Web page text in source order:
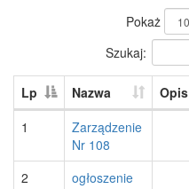
Pokaż
Szukaj:
Lp Nazwa Opis
1
Zarządzenie
Nr 108
2
ogłoszenie